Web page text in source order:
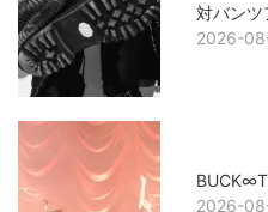
対バンツ
2026-
2026-